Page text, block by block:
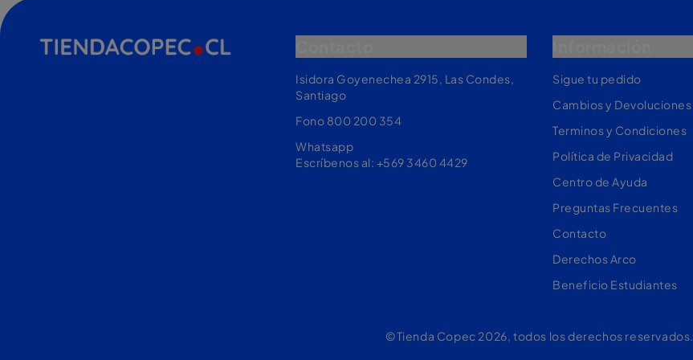
Isidora Goyenechea 2915, Las Condes,
Santiago
Fono 800 200 354
Whatsapp
Escríbenos al: +569 3460 4429
Sigue tu pedido
Cambios y Devoluciones
Terminos y Condiciones
Política de Privacidad
Centro de Ayuda
Preguntas Frecuentes
Contacto
Derechos Arco
Beneficio Estudiantes
©Tienda Copec 2026, todos los derechos reservados.